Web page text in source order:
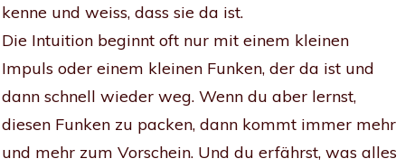
kenne und weiss, dass sie da ist.
Die Intuition beginnt oft nur mit einem kleinen
Impuls oder einem kleinen Funken, der da ist und
dann schnell wieder weg. Wenn du aber lernst,
diesen Funken zu packen, dann kommt immer mehr
und mehr zum Vorschein. Und du erfährst, was alles